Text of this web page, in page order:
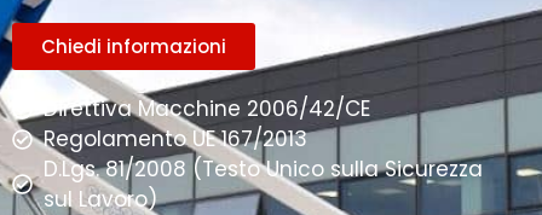
Chiedi informazioni
Direttiva Macchine 2006/42/CE
Regolamento UE 167/2013
D.Lgs. 81/2008 (Testo Unico sulla Sicurezza
sul Lavoro)